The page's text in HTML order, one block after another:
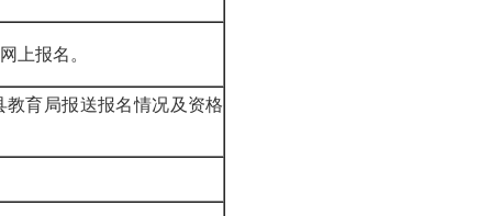
上报名。
育局报送报名情况及资格